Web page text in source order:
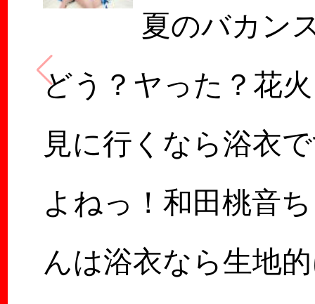
夏のバカン
どう？ヤった？花
見に行くなら浴衣
よねっ！和田桃音
んは浴衣なら生地